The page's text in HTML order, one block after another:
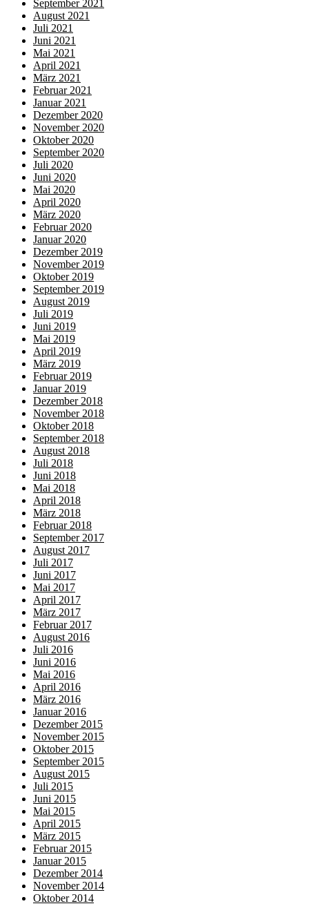
September 2021
August 2021
Juli 2021
Juni 2021
Mai 2021
April 2021
März 2021
Februar 2021
Januar 2021
Dezember 2020
November 2020
Oktober 2020
September 2020
Juli 2020
Juni 2020
Mai 2020
April 2020
März 2020
Februar 2020
Januar 2020
Dezember 2019
November 2019
Oktober 2019
September 2019
August 2019
Juli 2019
Juni 2019
Mai 2019
April 2019
März 2019
Februar 2019
Januar 2019
Dezember 2018
November 2018
Oktober 2018
September 2018
August 2018
Juli 2018
Juni 2018
Mai 2018
April 2018
März 2018
Februar 2018
September 2017
August 2017
Juli 2017
Juni 2017
Mai 2017
April 2017
März 2017
Februar 2017
August 2016
Juli 2016
Juni 2016
Mai 2016
April 2016
März 2016
Januar 2016
Dezember 2015
November 2015
Oktober 2015
September 2015
August 2015
Juli 2015
Juni 2015
Mai 2015
April 2015
März 2015
Februar 2015
Januar 2015
Dezember 2014
November 2014
Oktober 2014